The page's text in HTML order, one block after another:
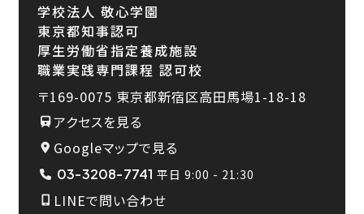
学校法人 敬心学園
東京都知事認可
厚生労働省指定養成施設
職業実践専門課程 認可校
〒169-0075 東京都新宿区高田馬場1-18-18
アクセスを見る
Googleマップで見る
03-3208-7741 平日 9:00 - 21:30
LINEで問い合わせ